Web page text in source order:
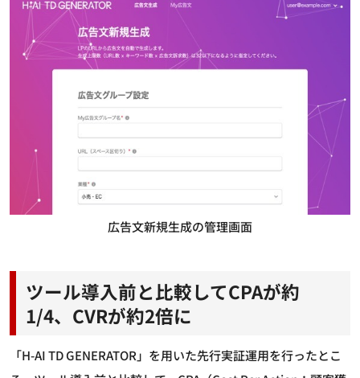
広告文新規生成の管理画面
ツール導入前と比較してCPAが約
1/4、CVRが約2倍に
「H-AI TD GENERATOR」を用いた先行実証運用を行ったとこ